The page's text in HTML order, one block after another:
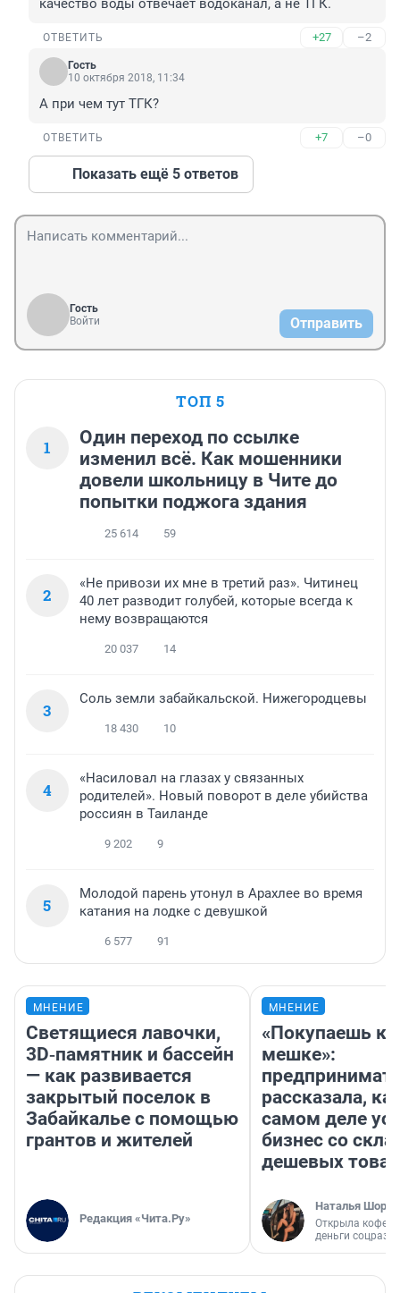
качество воды отвечает водоканал, а не ТГК.
ОТВЕТИТЬ +27 –2
Гость
10 октября 2018, 11:34
А при чем тут ТГК?
ОТВЕТИТЬ +7 –0
Показать ещё 5 ответов
Гость
Войти
Отправить
ТОП 5
1
Один переход по ссылке
изменил всё. Как мошенники
довели школьницу в Чите до
попытки поджога здания
25 614 59
2
«Не привози их мне в третий раз». Читинец
40 лет разводит голубей, которые всегда к
нему возвращаются
20 037 14
3
Соль земли забайкальской. Нижегородцевы
18 430 10
4
«Насиловал на глазах у связанных
родителей». Новый поворот в деле убийства
россиян в Таиланде
9 202 9
5
Молодой парень утонул в Арахлее во время
катания на лодке с девушкой
6 577 91
МНЕНИЕ
Светящиеся лавочки,
3D‑памятник и бассейн
— как развивается
закрытый поселок в
Забайкалье с помощью
грантов и жителей
Редакция «Чита.Ру»
МНЕНИЕ
«Покупаешь
мешке»:
рассказала,
самом деле
бизнес со
дешевых
Наталья
Открыла
деньги